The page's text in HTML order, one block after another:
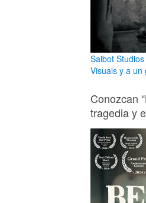
Saibot
Visuals y a un
Conozcan
tragedia y